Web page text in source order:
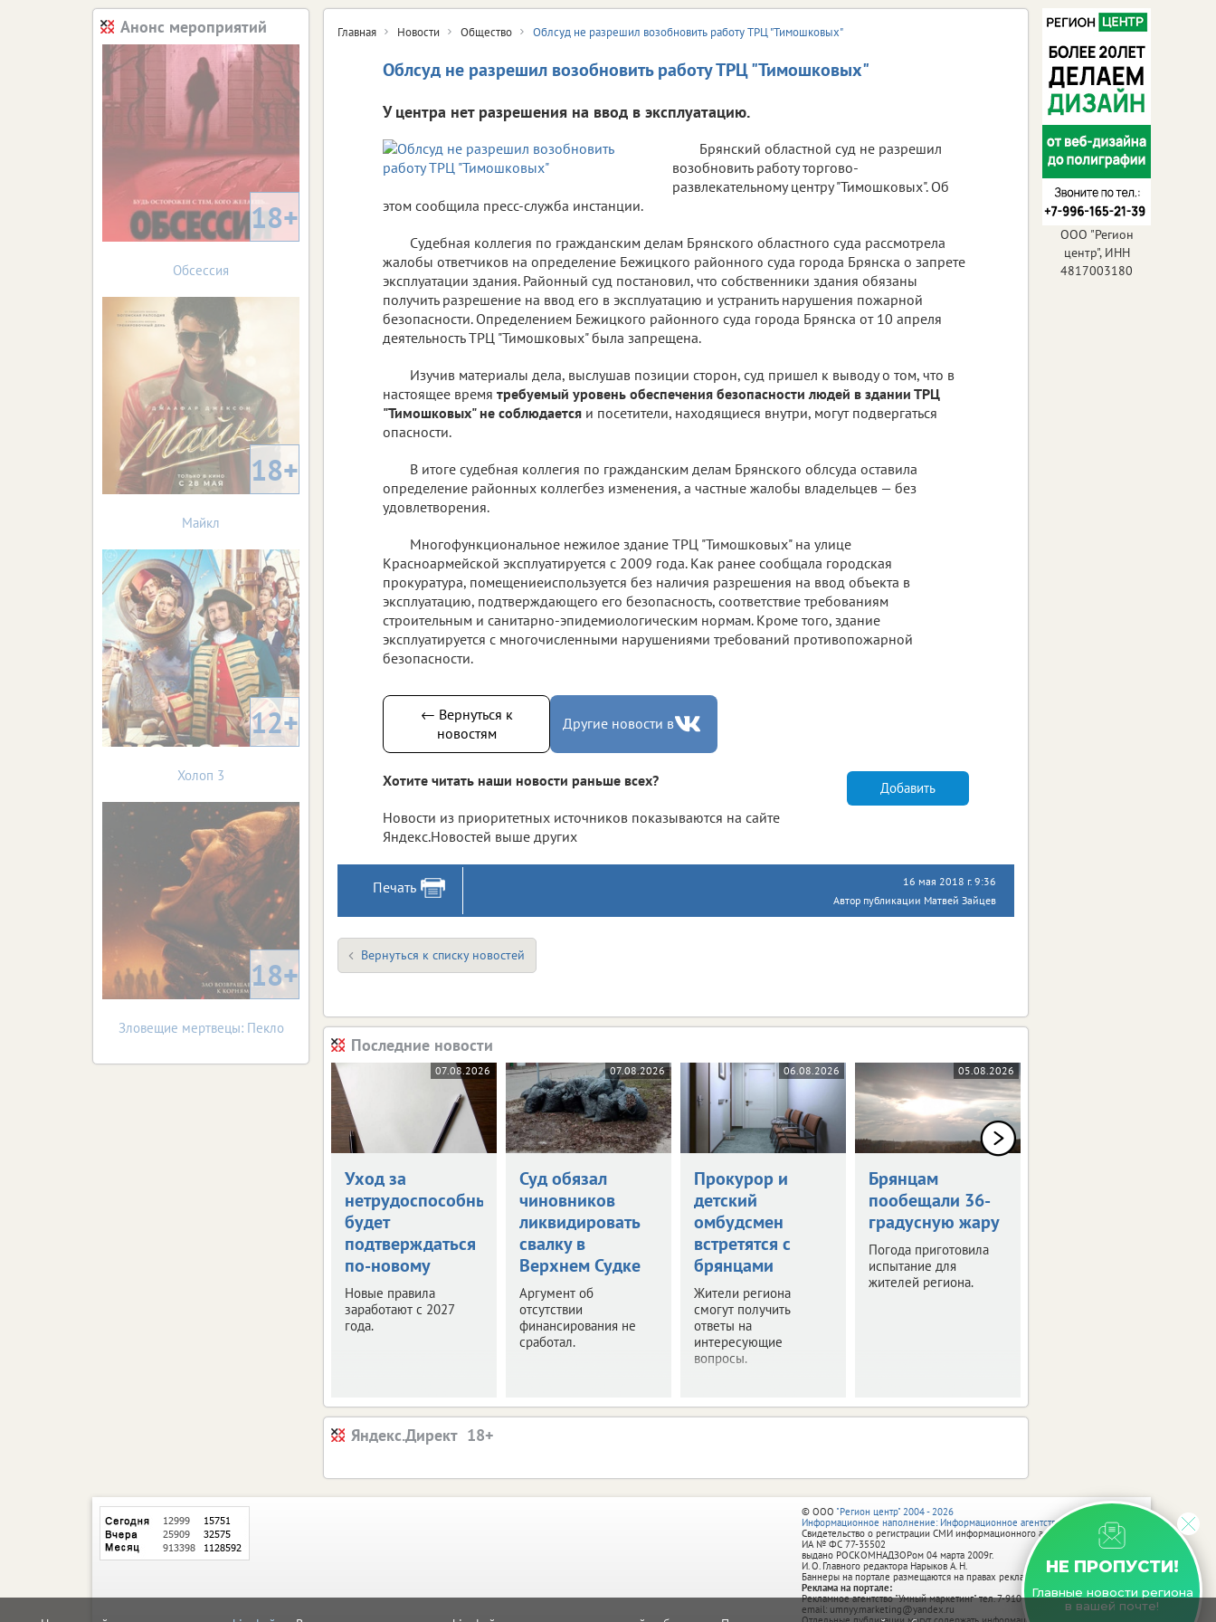
Главная Новости Общество Облсуд не разрешил возобновить работу ТРЦ "Тимошковых"
Облсуд не разрешил возобновить работу ТРЦ "Тимошковых"
У центра нет разрешения на ввод в эксплуатацию.
Брянский областной суд не разрешил
возобновить работу торгово-
развлекательному центру "Тимошковых". Об
этом сообщила пресс-служба инстанции.
Судебная коллегия по гражданским делам Брянского областного суда рассмотрела
жалобы ответчиков на определение Бежицкого районного суда города Брянска о запрете
эксплуатации здания. Районный суд постановил, что собственники здания обязаны
получить разрешение на ввод его в эксплуатацию и устранить нарушения пожарной
безопасности. Определением Бежицкого районного суда города Брянска от 10 апреля
деятельность ТРЦ "Тимошковых" была запрещена.
Изучив материалы дела, выслушав позиции сторон, суд пришел к выводу о том, что в
настоящее время требуемый уровень обеспечения безопасности людей в здании ТРЦ
"Тимошковых" не соблюдается и посетители, находящиеся внутри, могут подвергаться
опасности.
В итоге судебная коллегия по гражданским делам Брянского облсуда оставила
определение районных коллегбез изменения, а частные жалобы владельцев — без
удовлетворения.
Многофункциональное нежилое здание ТРЦ "Тимошковых" на улице
Красноармейской эксплуатируется с 2009 года. Как ранее сообщала городская
прокуратура, помещениеиспользуется без наличия разрешения на ввод объекта в
эксплуатацию, подтверждающего его безопасность, соответствие требованиям
строительным и санитарно-эпидемиологическим нормам. Кроме того, здание
эксплуатируется с многочисленными нарушениями требований противопожарной
безопасности.
← Вернуться к
новостям
Другие новости в
Хотите читать наши новости раньше всех?
Новости из приоритетных источников показываются на сайте
Яндекс.Новостей выше других
Добавить
Печать
16 мая 2018 г. 9:36
Автор публикации Матвей Зайцев
Вернуться к списку новостей
Последние новости
07.08.2026
Уход за
нетрудоспособными
будет
подтверждаться
по-новому
Новые правила
заработают с 2027
года.
07.08.2026
Суд обязал
чиновников
ликвидировать
свалку в
Верхнем Судке
Аргумент об
отсутствии
финансирования не
сработал.
06.08.2026
Прокурор и
детский
омбудсмен
встретятся с
брянцами
Жители региона
смогут получить
ответы на
интересующие
вопросы.
05.08.2026
Брянцам
пообещали 36-
градусную жару
Погода приготовила
испытание для
жителей региона.
Яндекс.Директ
Анонс мероприятий
18+
Обсессия
18+
Майкл
12+
Холоп 3
18+
Зловещие мертвецы: Пекло
ООО "Регион
центр", ИНН
4817003180
НЕ ПРОПУСТИ!
Главные новости региона
в вашей почте!
© ООО "Регион центр" 2004 - 2026
Информационное наполнение: Информационное агентство vRossii.ru
Свидетельство о регистрации СМИ информационного агентства vRossii.ru
ИА № ФС 77‑35502
выдано РОСКОМНАДЗОРом 04 марта 2009г.
И. О. Главного редактора Нарыков А. Н.
Баннеры на портале размещаются на правах рекламы.
Реклама на портале:
Рекламное агентство "Умный маркетинг" тел. 7-910-267-70-40,
email: umnyy.marketing@yandex.ru